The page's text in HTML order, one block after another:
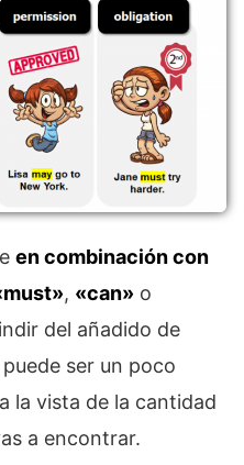
en combinación con
, «can» o
del añadido de
ser un poco
la vista de la cantidad
a encontrar.